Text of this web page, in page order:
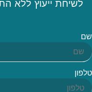
לשיחת ייעוץ ללא
שם
טלפון